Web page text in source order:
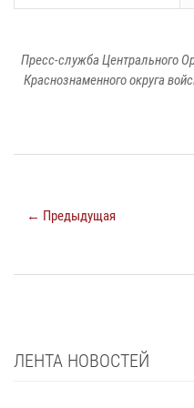
Пресс-служба Центрального
Краснознаменного округа
← Предыдущая
ЛЕНТА НОВОСТЕЙ